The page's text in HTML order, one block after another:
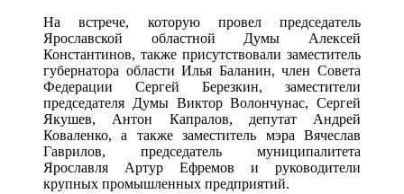
На встрече, которую провел председатель
Ярославской областной Думы Алексей
Константинов, также присутствовали заместитель
губернатора области Илья Баланин, член Совета
Федерации Сергей Березкин, заместители
председателя Думы Виктор Волончунас, Сергей
Якушев, Антон Капралов, депутат Андрей
Коваленко, а также заместитель мэра Вячеслав
Гаврилов, председатель муниципалитета
Ярославля Артур Ефремов и руководители
крупных промышленных предприятий.